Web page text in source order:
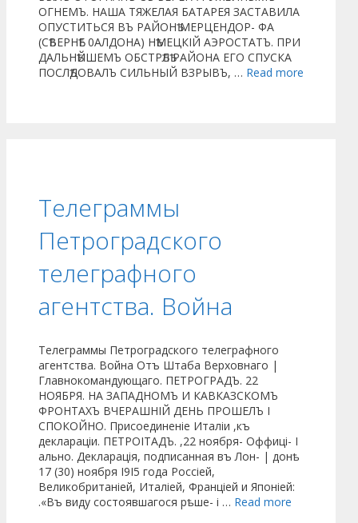
ОГНЕМЪ. НАША ТЯЖЕЛАЯ БАТАРЕЯ ЗАСТАВИЛА
ОПУСТИТЬСЯ ВЪ РАЙОНѢ МЕРЦЕНДОР- ФА
(СѢВЕРНѢЕ 0АЛДОНА) НѢМЕЦКІЙ АЭРОСТАТЪ. ПРИ
ДАЛЬНѢЙШЕМЪ ОБСТРѢЛѢ РАЙОНА ЕГО СПУСКА
ПОСЛѢДОВАЛЪ СИЛЬНЫЙ ВЗРЫВЪ, … Read more
Телеграммы
Петроградского
телеграфного
агентства. Война
Телеграммы Петроградского телеграфного
агентства. Война Отъ Штаба Верховнаго |
Главнокомандующаго. ПЕТРОГРАДЪ. 22
НОЯБРЯ. НА ЗАПАДНОМЪ И КАВКАЗСКОМЪ
ФРОНТАХЪ ВЧЕРАШНІЙ ДЕНЬ ПРОШЕЛЪ I
СПОКОЙНО. Присоединеніе Италіи ,къ
деклараціи. ПЕТРОІТАДЪ. ,22 ноября- Оффиці- I
ально. Декларація, подписанная въ Лон- | донѣ
17 (30) ноября І9І5 года Россіей,
Великобританіей, Италіей, Франціей и Японіей:
.«Въ виду состоявшагося рѣше- і … Read more